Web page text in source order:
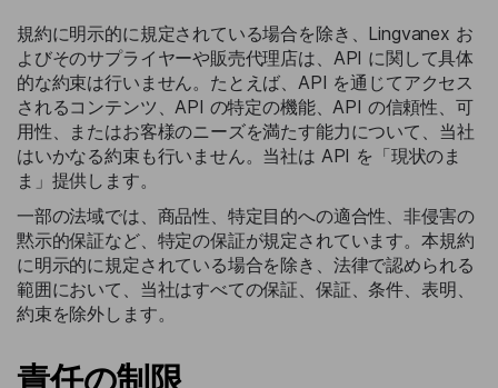
規約に明示的に規定されている場合を除き、Lingvanex お
よびそのサプライヤーや販売代理店は、API に関して具体
的な約束は行いません。たとえば、API を通じてアクセス
されるコンテンツ、API の特定の機能、API の信頼性、可
用性、またはお客様のニーズを満たす能力について、当社
はいかなる約束も行いません。当社は API を「現状のま
ま」提供します。
一部の法域では、商品性、特定目的への適合性、非侵害の
黙示的保証など、特定の保証が規定されています。本規約
に明示的に規定されている場合を除き、法律で認められる
範囲において、当社はすべての保証、保証、条件、表明、
約束を除外します。
責任の制限